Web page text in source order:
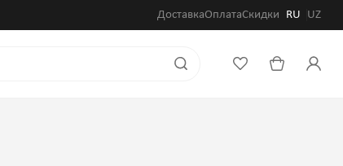
ДоставкаОплатаСкидки RU UZ